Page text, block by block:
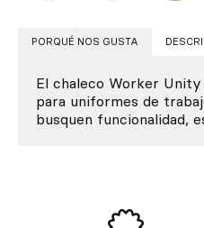
PORQUÉ NOS GUSTA
El chaleco Worker
para uniformes de
busquen funcionalidad,